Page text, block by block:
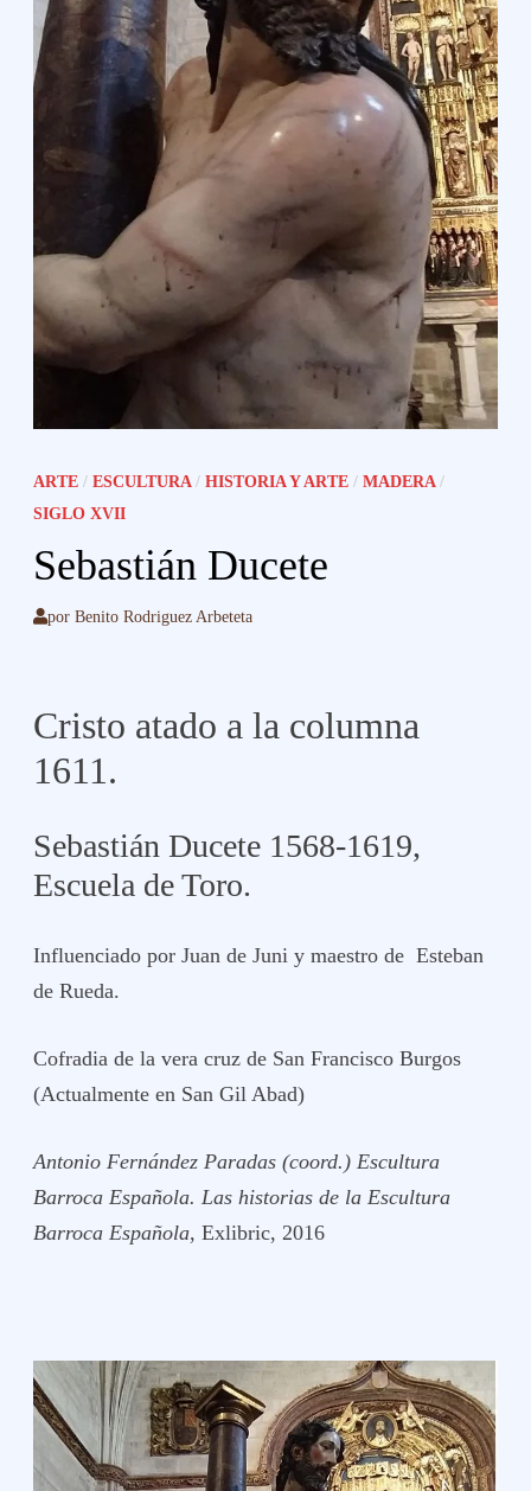
ARTE /ESCULTURA /HISTORIA Y ARTE /MADERA /
SIGLO XVII
Sebastián Ducete
porBenito Rodriguez Arbeteta
Cristo atado a la columna
1611.
Sebastián Ducete 1568-1619,
Escuela de Toro.
Influenciado por Juan de Juni y maestro de Esteban
de Rueda.
Cofradia de la vera cruz de San Francisco Burgos
(Actualmente en San Gil Abad)
Antonio Fernández Paradas (coord.) Escultura
Barroca Española. Las historias de la Escultura
Barroca Española, Exlibric, 2016